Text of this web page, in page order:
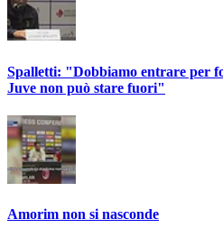
Spalletti: "Dobbiamo entrare per
Juve non può stare fuori"
Amorim non si nasconde